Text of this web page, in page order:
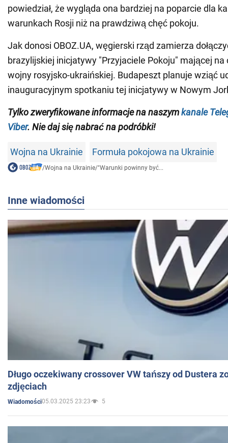
powiedział, że wygląda ona bardziej na poparcie dla
warunkach Rosji niż na prawdziwą chęć pokoju.
Jak donosi OBOZ.UA, węgierski rząd zamierza
brazylijskiej inicjatywy "Przyjaciele Pokoju" mającej
wojny rosyjsko-ukraińskiej. Budapeszt planuje wziąć
inauguracyjnym spotkaniu tej inicjatywy w Nowym
Tylko zweryfikowane informacje na naszymkanale
Viber. Nie daj się nabrać na podróbki!
Wojna na Ukrainie Formuła pokojowa na Ukrainie
/Wojna na Ukrainie/"Warunki powinny być...
Inne wiadomości
Długo oczekiwany crossover VW tańszy od Dustera
zdjęciach
Wiadomości05.03.2025 23:23 5